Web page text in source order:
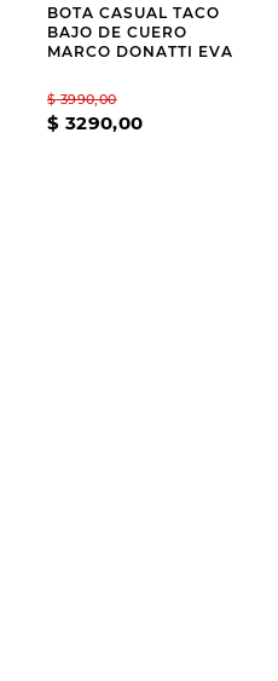
BOTA CASUAL TACO
BAJO DE CUERO
MARCO DONATTI EVA
$ 3990,00
$ 3290,00